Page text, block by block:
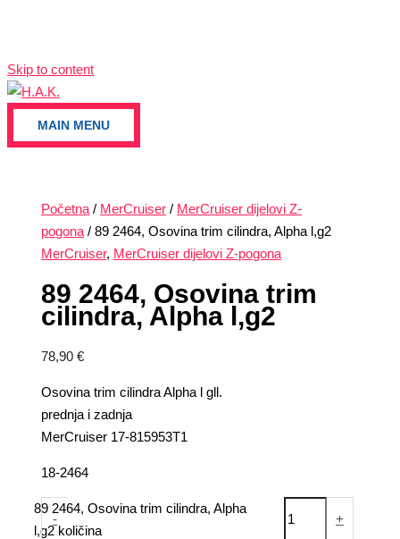
Skip to content
MAIN MENU
Početna / MerCruiser / MerCruiser dijelovi Z-
pogona / 89 2464, Osovina trim cilindra, Alpha l,g2
MerCruiser, MerCruiser dijelovi Z-pogona
89 2464, Osovina trim
cilindra, Alpha l,g2
78,90€
Osovina trim cilindra Alpha l gll.
prednja i zadnja
MerCruiser 17-815953T1
18-2464
-
89 2464, Osovina trim cilindra, Alpha
l,g2 količina
+